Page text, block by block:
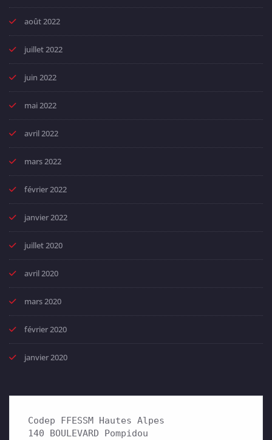
août 2022
juillet 2022
juin 2022
mai 2022
avril 2022
mars 2022
février 2022
janvier 2022
juillet 2020
avril 2020
mars 2020
février 2020
janvier 2020
Codep FFESSM Hautes Alpes
140 BOULEVARD Pompidou